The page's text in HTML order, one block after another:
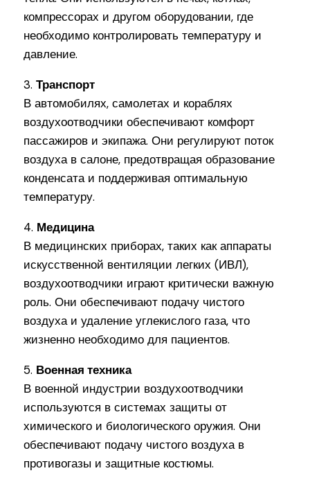
компрессорах и другом оборудовании, где
необходимо контролировать температуру и
давление.
3.Транспорт
В автомобилях, самолетах и кораблях
воздухоотводчики обеспечивают комфорт
пассажиров и экипажа. Они регулируют поток
воздуха в салоне, предотвращая образование
конденсата и поддерживая оптимальную
температуру.
4. Медицина
В медицинских приборах, таких как аппараты
искусственной вентиляции легких (ИВЛ),
воздухоотводчики играют критически важную
роль. Они обеспечивают подачу чистого
воздуха и удаление углекислого газа, что
жизненно необходимо для пациентов.
5. Военная техника
В военной индустрии воздухоотводчики
используются в системах защиты от
химического и биологического оружия. Они
обеспечивают подачу чистого воздуха в
противогазы и защитные костюмы.